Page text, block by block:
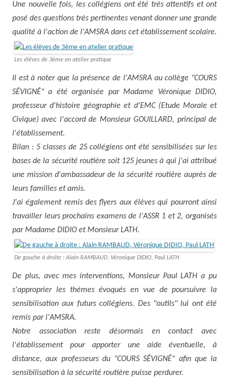
Une nouvelle fois, les collégiens ont été très attentifs et ont
posé des questions très pertinentes venant donner une grande
qualité à l'action de l'AMSRA dans cet établissement scolaire.
Les élèves de 3ème en atelier pratique
Il est à noter que la présence de l'AMSRA au collège "COURS
SÉVIGNÉ" a été organisée par Madame Véronique DIDIO,
professeur d'histoire géographie et d'EMC (Etude Morale et
Civique) avec l'accord de Monsieur GOUILLARD, principal de
l'établissement.
Bilan : 5 classes de 25 collégiens ont été sensibilisées sur les
bases de la sécurité routière soit 125 jeunes à qui j'ai attribué
une mission d'ambassadeur de la sécurité routière auprès de
leurs familles et amis.
J'ai également remis des flyers aux élèves qui pourront ainsi
travailler leurs prochains examens de l'ASSR 1 et 2, organisés
par Madame DIDIO et Monsieur LATH.
De gauche à droite : Alain RAMBAUD, Véronique DIDIO, Paul LATH
De plus, avec mes interventions, Monsieur Paul LATH a pu
s'approprier les thèmes évoqués en vue de poursuivre la
sensibilisation aux futurs collégiens. Des "outils" lui ont été
remis par l'AMSRA.
Notre association reste désormais en contact avec
l'établissement pour apporter une aide éventuelle, à
distance, aux professeurs du "COURS SÉVIGNÉ" afin que la
sensibilisation à la sécurité routière puisse perdurer.